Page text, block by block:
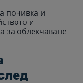
почивка и
и
за облекчаване